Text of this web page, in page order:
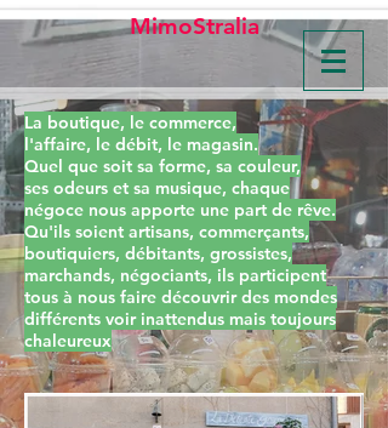
MimoStralia
La boutique, le commerce,
l'affaire, le débit, le magasin.
Quel que soit sa forme, sa couleur,
ses odeurs et sa musique, chaque
négoce nous apporte une part de rêve.
Qu'ils soient artisans, commerçants,
boutiquiers, débitants, grossistes,
marchands, négociants, ils participent
tous à nous faire découvrir des mondes
différents voir inattendus mais toujours
chaleureux